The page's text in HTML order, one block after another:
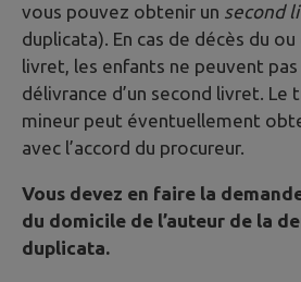
vous pouvez obtenir un second
duplicata). En cas de décès du
livret, les enfants ne peuvent
délivrance d’un second livret. Le
mineur peut éventuellement
avec l’accord du procureur.
Vous devez en faire la
du domicile de l’auteur de la
duplicata.